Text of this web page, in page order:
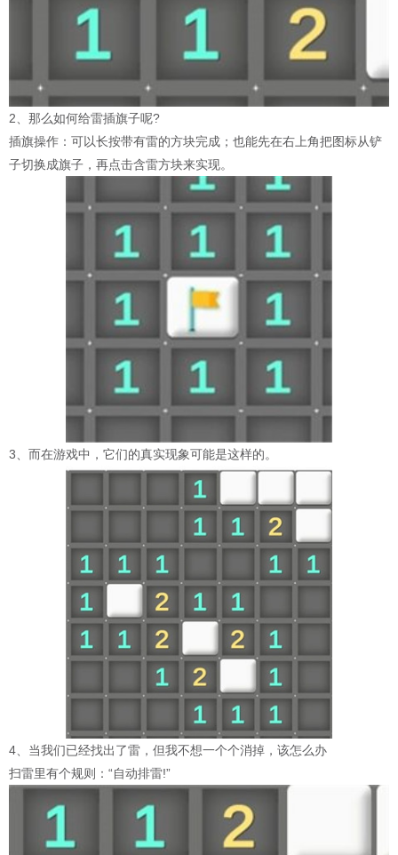
2、那么如何给雷插旗子呢?
插旗操作：可以长按带有雷的方块完成；也能先在右上角把图标从铲
子切换成旗子，再点击含雷方块来实现。
3、而在游戏中，它们的真实现象可能是这样的。
4、当我们已经找出了雷，但我不想一个个消掉，该怎么办
扫雷里有个规则：“自动排雷!”